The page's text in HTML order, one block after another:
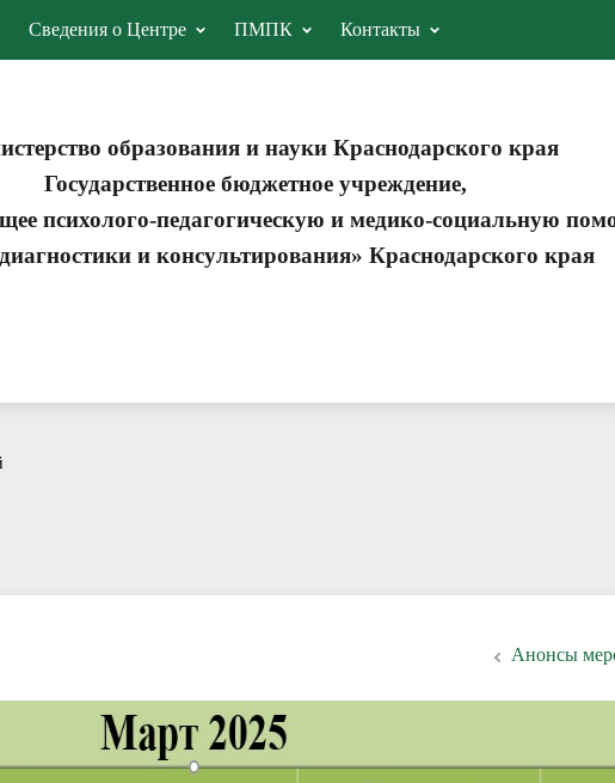
Сведения о Центре ПМПК Контакты
образования и науки Краснодарского края
Государственное бюджетное учреждение,
психолого-педагогическую и медико-социальную
и консультирования» Краснодарского края
Анонсы